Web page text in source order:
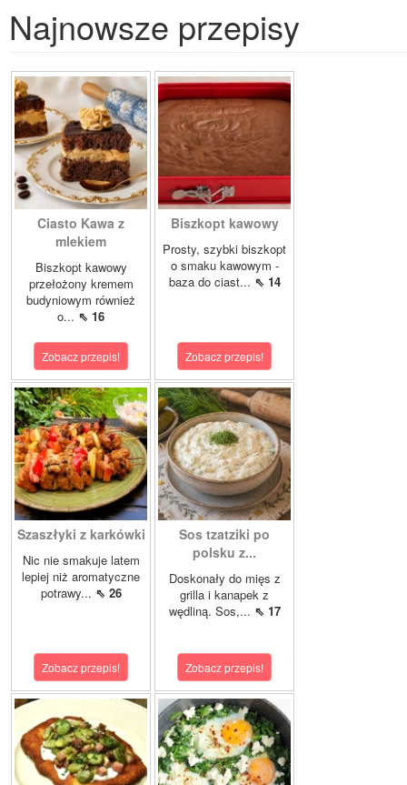
Najnowsze przepisy
Ciasto Kawa z
mlekiem
Biszkopt kawowy
przełożony kremem
budyniowym również
o... ⇖ 16
Zobacz przepis!
Biszkopt kawowy
Prosty, szybki biszkopt
o smaku kawowym -
baza do ciast... ⇖ 14
Zobacz przepis!
Szaszłyki z karkówki
Nic nie smakuje latem
lepiej niż aromatyczne
potrawy... ⇖ 26
Zobacz przepis!
Sos tzatziki po
polsku z...
Doskonały do mięs z
grilla i kanapek z
wędliną. Sos,... ⇖ 17
Zobacz przepis!